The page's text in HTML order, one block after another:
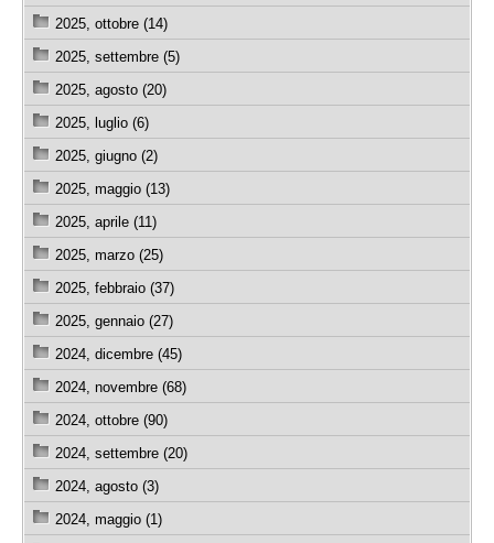
2025, ottobre (14)
2025, settembre (5)
2025, agosto (20)
2025, luglio (6)
2025, giugno (2)
2025, maggio (13)
2025, aprile (11)
2025, marzo (25)
2025, febbraio (37)
2025, gennaio (27)
2024, dicembre (45)
2024, novembre (68)
2024, ottobre (90)
2024, settembre (20)
2024, agosto (3)
2024, maggio (1)